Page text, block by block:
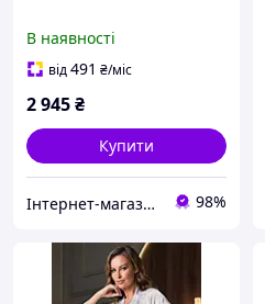
В наявності
від491 ₴/міс
2 945₴
Купити
Інтернет-магазин "Carmen" 98%